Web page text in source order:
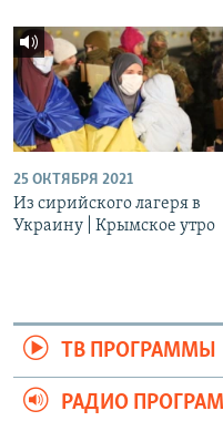
25 ОКТЯБРЯ 2021
Из сирийского лагеря в
Украину | Крымское утро
ТВ ПРОГРАММЫ
РАДИО